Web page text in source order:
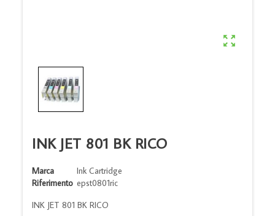

INK JET 801 BK RICO
Marca
Ink Cartridge
Riferimento epst0801ric
INK JET 801 BK RICO